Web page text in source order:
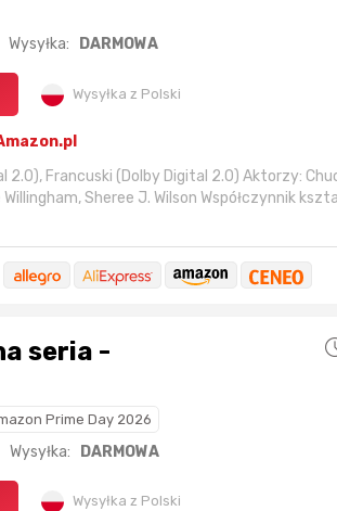
Wysyłka: DARMOWA
Wysyłka z Polski
2.0), Francuski (Dolby Digital 2.0) Aktorzy‎:
Sheree J. Wilson Współczynnik
Prime Day 2026
Wysyłka: DARMOWA
Wysyłka z Polski